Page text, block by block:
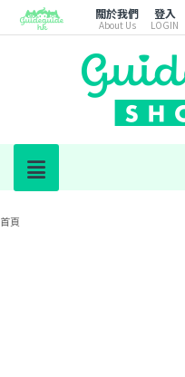
關於我們
About Us
登入
LOGIN
首頁